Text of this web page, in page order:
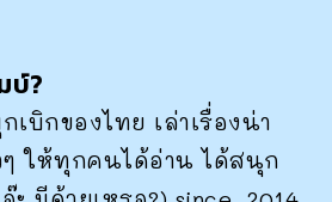
บ์?
เบิกของไทย เล่าเรื่องน่า
ให้ทุกคนได้อ่าน ได้สนุก